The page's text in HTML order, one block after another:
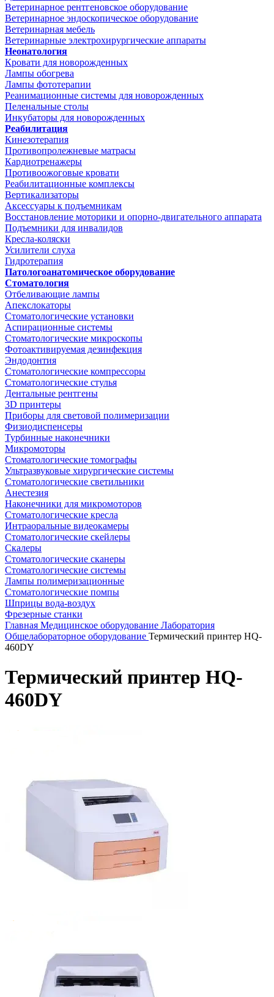
Ветеринарное рентгеновское оборудование
Ветеринарное эндоскопическое оборудование
Ветеринарная мебель
Ветеринарные электрохирургические аппараты
Неонатология
Кровати для новорожденных
Лампы обогрева
Лампы фототерапии
Реанимационные системы для новорожденных
Пеленальные столы
Инкубаторы для новорожденных
Реабилитация
Кинезотерапия
Противопролежневые матрасы
Кардиотренажеры
Противоожоговые кровати
Реабилитационные комплексы
Вертикализаторы
Аксессуары к подъемникам
Восстановление моторики и опорно-двигательного аппарата
Подъемники для инвалидов
Кресла-коляски
Усилители слуха
Гидротерапия
Патологоанатомическое оборудование
Стоматология
Отбеливающие лампы
Апекслокаторы
Стоматологические установки
Аспирационные системы
Стоматологические микроскопы
Фотоактивируемая дезинфекция
Эндодонтия
Стоматологические компрессоры
Стоматологические стулья
Дентальные рентгены
3D принтеры
Приборы для световой полимеризации
Физиодиспенсеры
Турбинные наконечники
Микромоторы
Стоматологические томографы
Ультразвуковые хирургические системы
Стоматологические светильники
Анестезия
Наконечники для микромоторов
Стоматологические кресла
Интраоральные видеокамеры
Стоматологические скейлеры
Скалеры
Стоматологические сканеры
Стоматологические системы
Лампы полимеризационные
Стоматологические помпы
Шприцы вода-воздух
Фрезерные станки
Главная Медицинское оборудование Лаборатория
Общелабораторное оборудование Термический принтер HQ-
460DY
Термический принтер HQ-
460DY